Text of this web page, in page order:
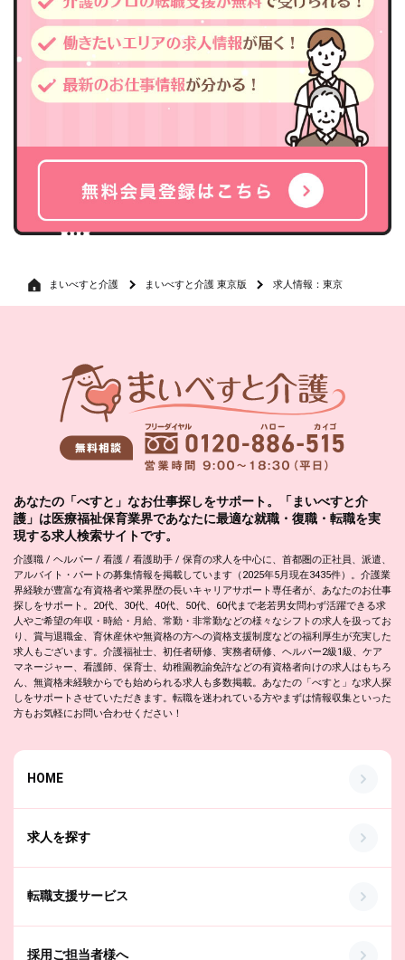
まいべすと介護 まいべすと介護 東京版 求人情報：東京
あなたの「べすと」なお仕事探しをサポート。「まいべすと介
護」は医療福祉保育業界であなたに最適な就職・復職・転職を実
現する求人検索サイトです。
介護職 / ヘルパー / 看護 / 看護助手 / 保育の求人を中心に、首都圏の正社員、派遣、
アルバイト・パートの募集情報を掲載しています（2025年5月現在3435件）。介護業
界経験が豊富な有資格者や業界歴の長いキャリアサポート専任者が、あなたのお仕事
探しをサポート。20代、30代、40代、50代、60代まで老若男女問わず活躍できる求
人やご希望の年収・時給・月給、常勤・非常勤などの様々なシフトの求人を扱ってお
り、賞与退職金、育休産休や無資格の方への資格支援制度などの福利厚生が充実した
求人もございます。介護福祉士、初任者研修、実務者研修、ヘルパー2級1級、ケア
マネージャー、看護師、保育士、幼稚園教諭免許などの有資格者向けの求人はもちろ
ん、無資格未経験からでも始められる求人も多数掲載。あなたの「べすと」な求人探
しをサポートさせていただきます。転職を迷われている方やまずは情報収集といった
方もお気軽にお問い合わせください！
HOME
求人を探す
転職支援サービス
採用ご担当者様へ